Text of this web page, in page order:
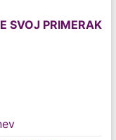
SVOJ PRIMERAK